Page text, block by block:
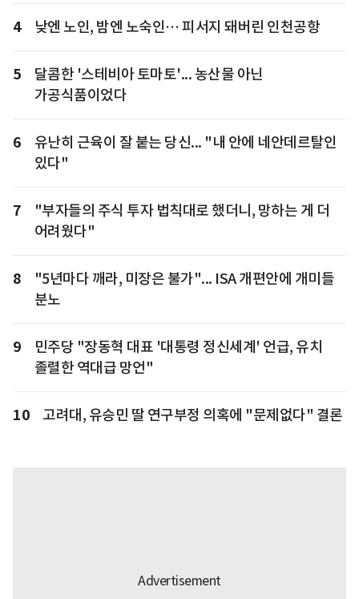
4 낮엔 노인, 밤엔 노숙인… 피서지 돼버린 인천공항
5
달콤한 '스테비아 토마토'... 농산물 아닌
가공식품이었다
6
유난히 근육이 잘 붙는 당신... "내 안에 네안데르탈인
있다"
7
"부자들의 주식 투자 법칙대로 했더니, 망하는 게 더
어려웠다"
8
"5년마다 깨라, 미장은 불가"... ISA 개편안에 개미들
분노
9
민주당 "장동혁 대표 '대통령 정신세계' 언급, 유치
졸렬한 역대급 망언"
10 고려대, 유승민 딸 연구부정 의혹에 "문제없다" 결론